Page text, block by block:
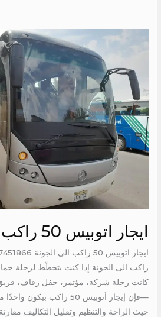
ايجار اتوبيس 50 راكب الى الجونة
راكب الى الجونة إذا كنت بتخطّط لرحلة
كانت رحلة شركة، مؤتمر، حفل زفاف،
—فإن إيجار أتوبيس 50 راكب
حيث الراحة والتنظيم وتقليل التكاليف
راكب
الى
الجونة